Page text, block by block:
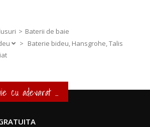
Baterii de baie
> Baterie bideu, Hansgrohe, Talis
cu adevarat ...